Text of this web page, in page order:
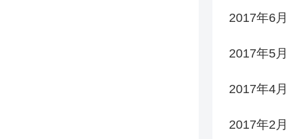
2017年6月
2017年5月
2017年4月
2017年2月